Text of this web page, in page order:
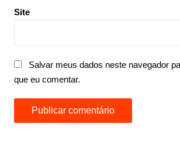
Site
Salvar meus dados neste navegador
que eu comentar.